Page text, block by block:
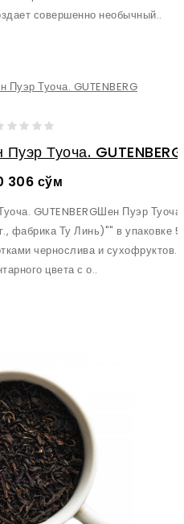
совершенно необычный..
Туоча. GUTENBERG
306 сўм
GUTENBERGШен Пуэр Туоча
фабрика Ту Линь)"" в упаковке 5
чернослива и сухофруктов.
цвета с о..